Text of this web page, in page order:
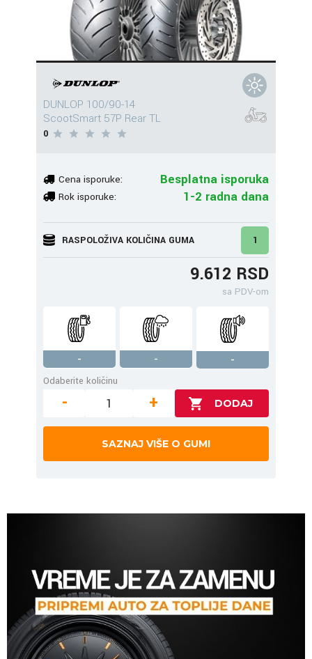
DUNLOP 100/90-14
ScootSmart 57P Rear TL
0
Cena isporuke: Besplatna isporuka
Rok isporuke: 1-2 radna dana
RASPOLOŽIVA KOLIČINA GUMA 1
9.612 RSD
sa PDV-om
- -
-
Odaberite količinu
- +
SAZNAJ VIŠE O GUMI